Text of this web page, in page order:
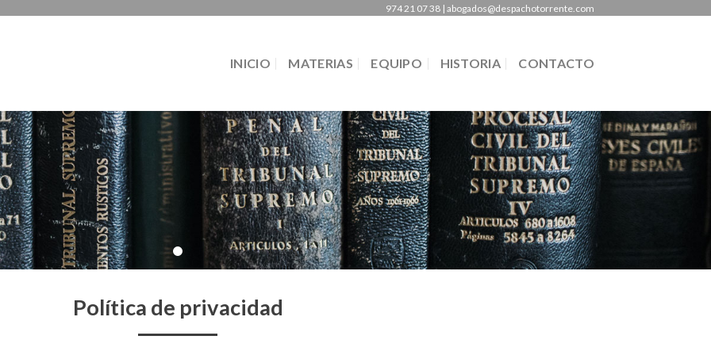
974 21 07 38 | abogados@despachotorrente.com
INICIO MATERIAS EQUIPO HISTORIA CONTACTO
Política de privacidad